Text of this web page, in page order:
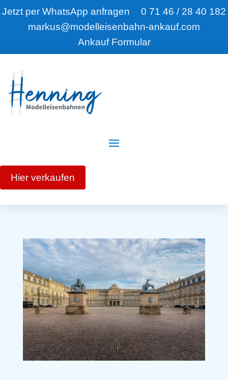
Jetzt per WhatsApp anfragen
0 71 46 / 28 40 182
markus@modelleisenbahn-ankauf.com
Ankauf Formular
Hier verkaufen